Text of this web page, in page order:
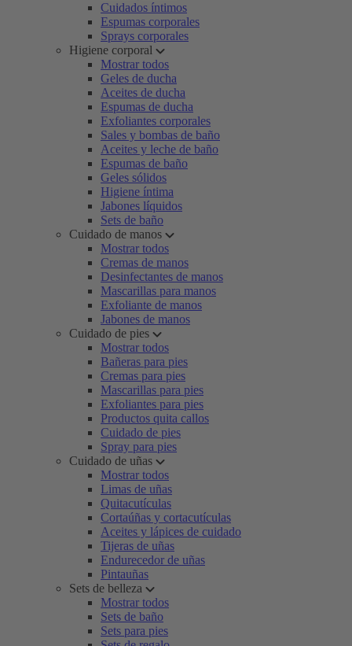
Cuidados íntimos
Espumas corporales
Sprays corporales
Higiene corporal
Mostrar todos
Geles de ducha
Aceites de ducha
Espumas de ducha
Exfoliantes corporales
Sales y bombas de baño
Aceites y leche de baño
Espumas de baño
Geles sólidos
Higiene íntima
Jabones líquidos
Sets de baño
Cuidado de manos
Mostrar todos
Cremas de manos
Desinfectantes de manos
Mascarillas para manos
Exfoliante de manos
Jabones de manos
Cuidado de pies
Mostrar todos
Bañeras para pies
Cremas para pies
Mascarillas para pies
Exfoliantes para pies
Productos quita callos
Cuidado de pies
Spray para pies
Cuidado de uñas
Mostrar todos
Limas de uñas
Quitacutículas
Cortaúñas y cortacutículas
Aceites y lápices de cuidado
Tijeras de uñas
Endurecedor de uñas
Pintauñas
Sets de belleza
Mostrar todos
Sets de baño
Sets para pies